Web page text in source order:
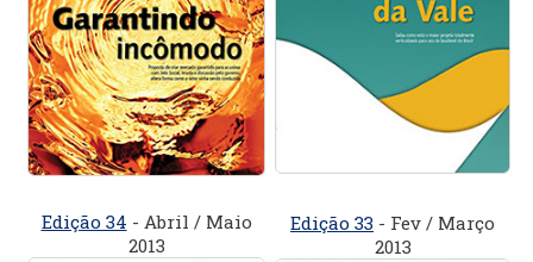
Edição 34 - Abril / Maio
2013
Edição 33 - Fev / Março
2013